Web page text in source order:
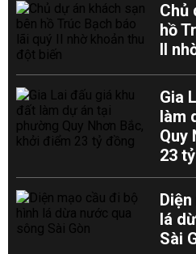
Chủ
hồ
II
Gia
làm
Quy
23
lá
Sài